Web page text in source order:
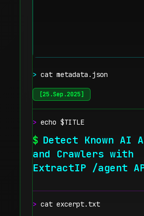
> cat metadata.json
[25.Sep.2025]
> echo $TITLE
$ Detect Known AI
and Crawlers with
ExtractIP /agent
> cat excerpt.txt